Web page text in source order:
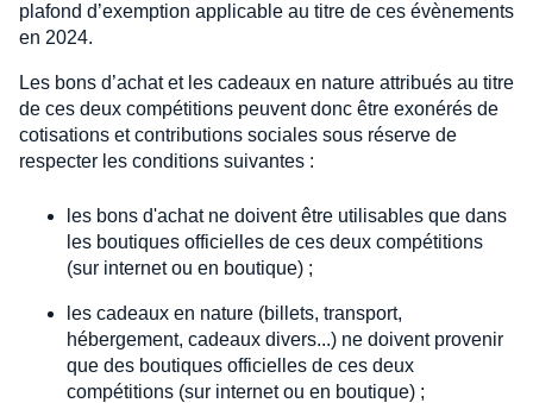
plafond d’exemption applicable au titre de ces évènements
en 2024.
Les bons d’achat et les cadeaux en nature attribués au titre
de ces deux compétitions peuvent donc être exonérés de
cotisations et contributions sociales sous réserve de
respecter les conditions suivantes :
les bons d'achat ne doivent être utilisables que dans
les boutiques officielles de ces deux compétitions
(sur internet ou en boutique) ;
les cadeaux en nature (billets, transport,
hébergement, cadeaux divers...) ne doivent provenir
que des boutiques officielles de ces deux
compétitions (sur internet ou en boutique) ;